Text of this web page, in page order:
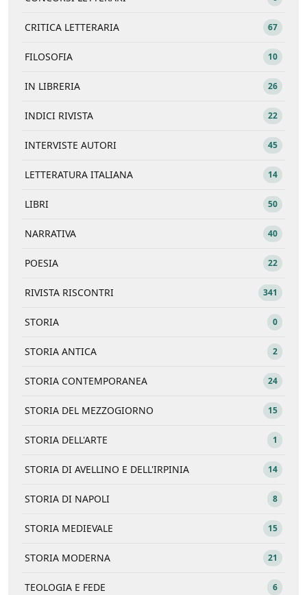
CRITICA LETTERARIA 67
FILOSOFIA 10
IN LIBRERIA 26
INDICI RIVISTA 22
INTERVISTE AUTORI 45
LETTERATURA ITALIANA 14
LIBRI 50
NARRATIVA 40
POESIA 22
RIVISTA RISCONTRI 341
STORIA 0
STORIA ANTICA 2
STORIA CONTEMPORANEA 24
STORIA DEL MEZZOGIORNO 15
STORIA DELL'ARTE 1
STORIA DI AVELLINO E DELL'IRPINIA 14
STORIA DI NAPOLI 8
STORIA MEDIEVALE 15
STORIA MODERNA 21
TEOLOGIA E FEDE 6